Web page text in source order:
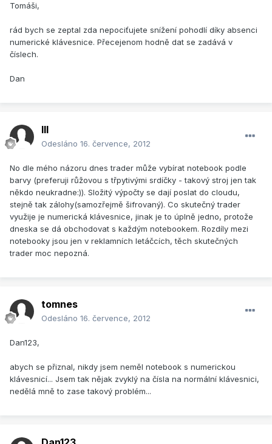
Tomáši,
rád bych se zeptal zda nepociťujete snížení pohodlí díky absenci
numerické klávesnice. Přecejenom hodně dat se zadává v
číslech.
Dan
lll
Odesláno 16. července, 2012
No dle mého názoru dnes trader může vybírat notebook podle
barvy (preferuji růžovou s třpytivými srdíčky - takový stroj jen tak
někdo neukradne:)). Složitý výpočty se dají poslat do cloudu,
stejně tak zálohy(samozřejmě šifrovaný). Co skutečný trader
využije je numerická klávesnice, jinak je to úplně jedno, protože
dneska se dá obchodovat s každým notebookem. Rozdíly mezi
notebooky jsou jen v reklamních letáčcích, těch skutečných
trader moc nepozná.
tomnes
Odesláno 16. července, 2012
Dan123,
abych se přiznal, nikdy jsem neměl notebook s numerickou
klávesnicí... Jsem tak nějak zvyklý na čísla na normální klávesnici,
nedělá mně to zase takový problém...